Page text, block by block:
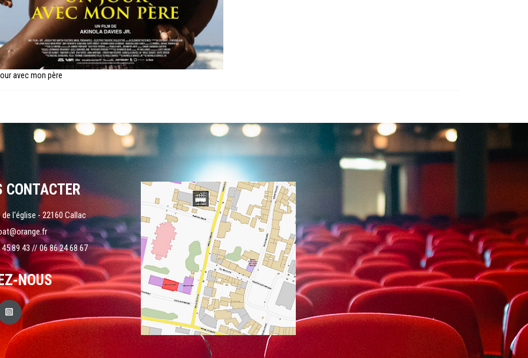
avec mon père
CONTACTER
de l'église - 22160 Callac
89 43 // 06 86 24 68 67
NOUS